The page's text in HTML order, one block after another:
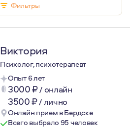
Фильтры
Виктория
Психолог, психотерапевт
Опыт 6 лет
3000₽/ онлайн
3500₽/лично
Онлайн прием в Бердске
Всего выбрало 95 человек